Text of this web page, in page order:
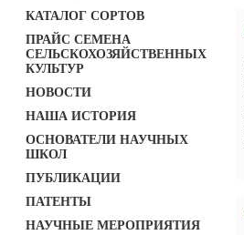
КАТАЛОГ СОРТОВ
ПРАЙС СЕМЕНА
СЕЛЬСКОХОЗЯЙСТВЕННЫХ
КУЛЬТУР
НОВОСТИ
НАША ИСТОРИЯ
ОСНОВАТЕЛИ НАУЧНЫХ
ШКОЛ
ПУБЛИКАЦИИ
ПАТЕНТЫ
НАУЧНЫЕ МЕРОПРИЯТИЯ